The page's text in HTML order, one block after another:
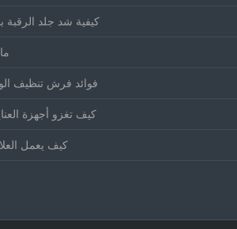
كيفية شد جلد الرقبة
فوائد فرش تنظيف
كيف تغزو أجهزة
كيف يعمل